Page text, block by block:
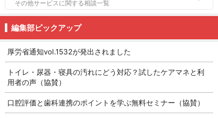
その他サービスに関する相談一覧
編集部ピックアップ
厚労省通知vol.1532が発出されました
トイレ・尿器・寝具の汚れにどう対応？試したケアマネと利
用者の声（協賛）
口腔評価と歯科連携のポイントを学ぶ無料セミナー（協賛）